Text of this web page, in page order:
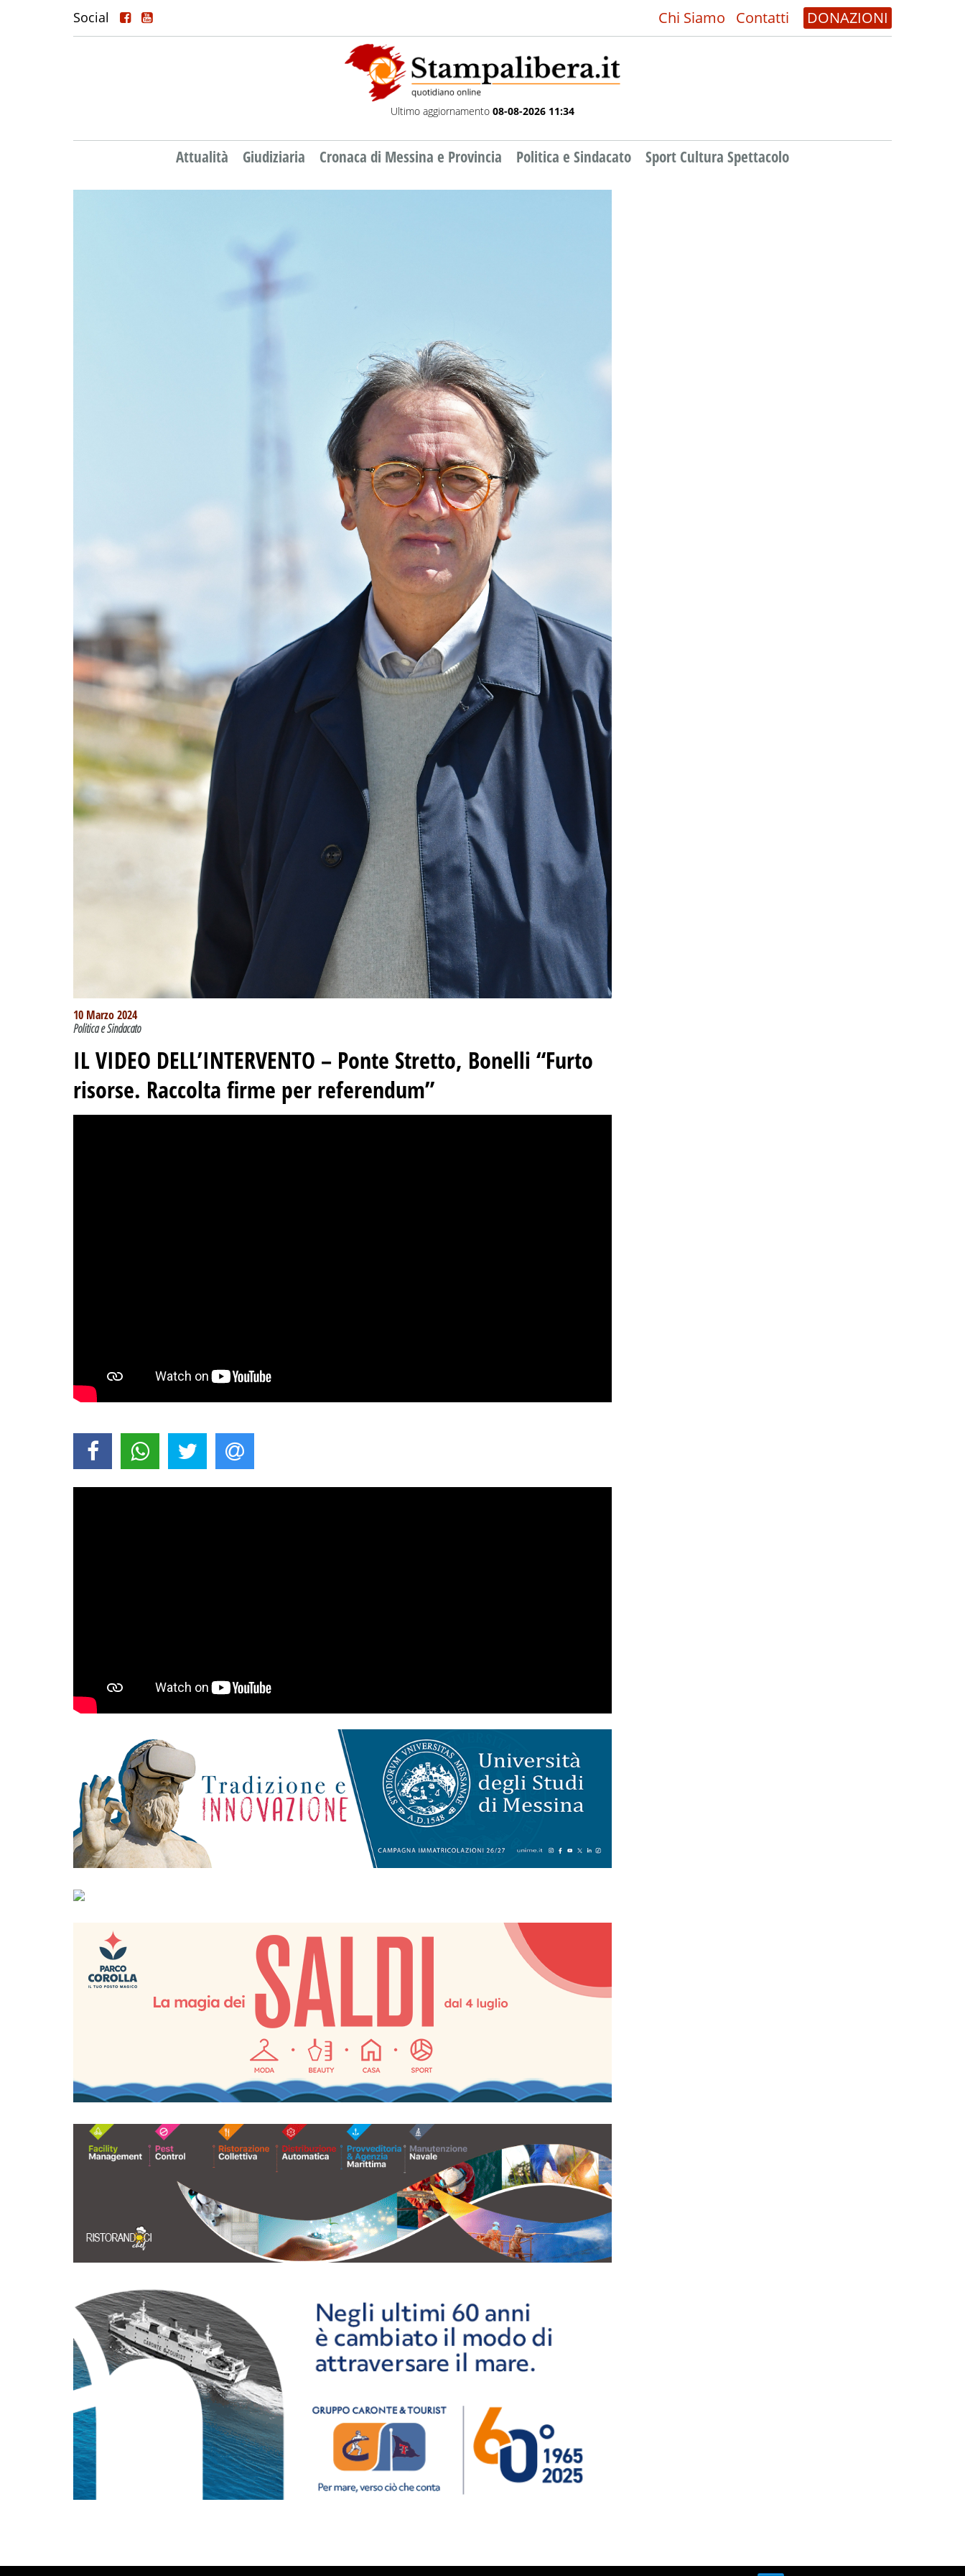
Social Chi Siamo Contatti DONAZIONI
Ultimo aggiornamento 08-08-2026 11:34
Attualità Giudiziaria Cronaca di Messina e Provincia Politica e Sindacato Sport Cultura Spettacolo
10 Marzo 2024
Politica e Sindacato
IL VIDEO DELL’INTERVENTO – Ponte Stretto, Bonelli “Furto
risorse. Raccolta firme per referendum”